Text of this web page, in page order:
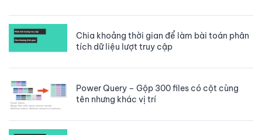
Chia khoảng thời gian để làm bài toán phân
tích dữ liệu lượt truy cập
Power Query – Gộp 300 files có cột cùng
tên nhưng khác vị trí